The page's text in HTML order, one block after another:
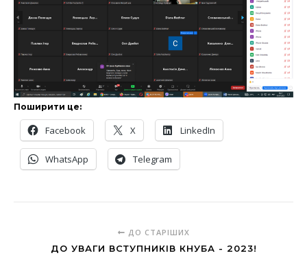
Поширити це:
Facebook X LinkedIn
WhatsApp Telegram
ДО СТАРІШИХ
ДО УВАГИ ВСТУПНИКІВ КНУБА - 2023!